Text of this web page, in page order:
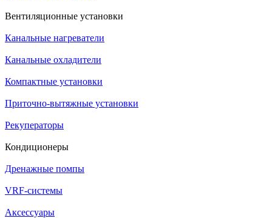
Вентиляционные установки
Канальные нагреватели
Канальные охладители
Компактные установки
Приточно-вытяжные установки
Рекуператоры
Кондиционеры
Дренажные помпы
VRF-системы
Аксессуары